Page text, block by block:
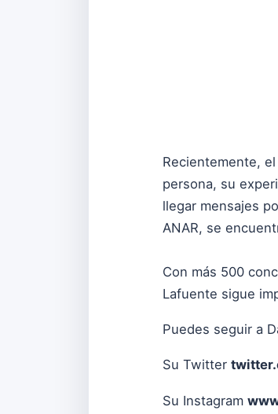
Recientemente,
persona, su
llegar mensajes
ANAR, se
Con más 500
Lafuente sigue
Puedes seguir a
Su Twitter
Su Instagram